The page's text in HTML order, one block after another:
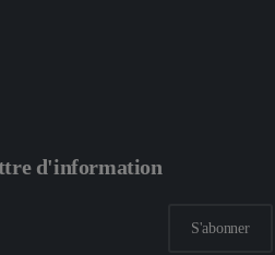
d'information
S'abonner